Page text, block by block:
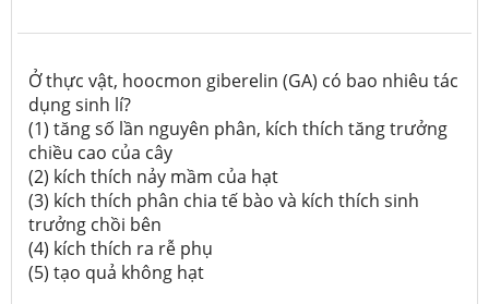
Ở thực vật, hoocmon giberelin (GA) có bao nhiêu tác
dụng sinh lí?
(1) tăng số lần nguyên phân, kích thích tăng trưởng
chiều cao của cây
(2) kích thích nảy mầm của hạt
(3) kích thích phân chia tế bào và kích thích sinh
trưởng chồi bên
(4) kích thích ra rễ phụ
(5) tạo quả không hạt